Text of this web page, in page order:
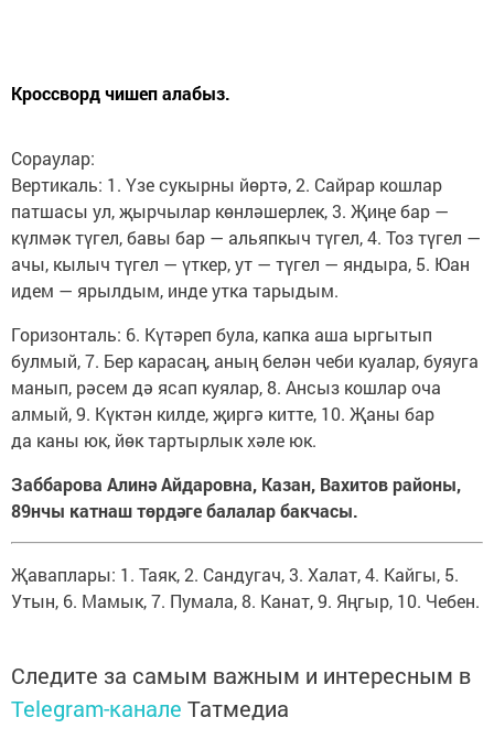
Кроссворд чишеп алабыз.
Сораулар:
Вертикаль: 1. Үзе сукырны йөртә, 2. Сайрар кошлар
патшасы ул, җырчылар көнләшерлек, 3. Җиңе бар —
күлмәк түгел, бавы бар — альяпкыч түгел, 4. Тоз түгел —
ачы, кылыч түгел — үткер, ут — түгел — яндыра, 5. Юан
идем — ярылдым, инде утка тарыдым.
Горизонталь: 6. Күтәреп була, капка аша ыргытып
булмый, 7. Бер карасаң, аның белән чеби куалар, буяуга
манып, рәсем дә ясап куялар, 8. Ансыз кошлар оча
алмый, 9. Күктән килде, җиргә китте, 10. Җаны бар
да каны юк, йөк тартырлык хәле юк.
Заббарова Алинә Айдаровна, Казан, Вахитов районы,
89нчы катнаш төрдәге балалар бакчасы.
Җаваплары: 1. Таяк, 2. Сандугач, 3. Халат, 4. Кайгы, 5.
Утын, 6. Мамык, 7. Пумала, 8. Канат, 9. Яңгыр, 10. Чебен.
Следите за самым важным и интересным в
Telegram-канале Татмедиа